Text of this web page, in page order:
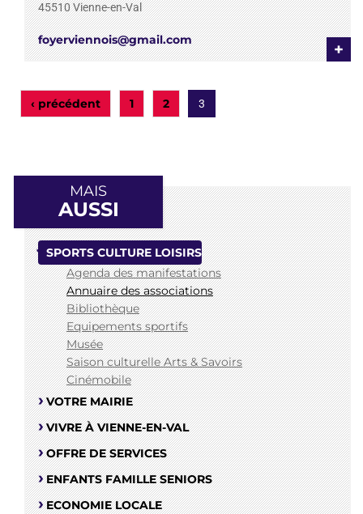
45510Vienne-en-Val
foyerviennois@gmail.com +
‹ précédent 1 2 3
MAIS
AUSSI
SPORTS CULTURE LOISIRS
Agenda des manifestations
Annuaire des associations
Bibliothèque
Equipements sportifs
Musée
Saison culturelle Arts & Savoirs
Cinémobile
VOTRE MAIRIE
VIVRE À VIENNE-EN-VAL
OFFRE DE SERVICES
ENFANTS FAMILLE SENIORS
ECONOMIE LOCALE